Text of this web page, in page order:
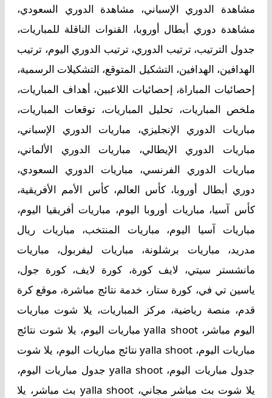
مشاهدة الدوري الإسباني، مشاهدة الدوري السعودي،
مشاهدة دوري أبطال أوروبا، القنوات الناقلة للمباريات،
جدول الترتيب، ترتيب الدوري، ترتيب الدوري اليوم، ترتيب
الهدافين، الهدافين، التشكيل المتوقع، التشكيلات الرسمية،
إحصائيات المباراة، إحصائيات اللاعبين، أهداف المباريات،
ملخص المباريات، تحليل المباريات، توقعات المباريات،
مباريات الدوري الإنجليزي، مباريات الدوري الإسباني،
مباريات الدوري الإيطالي، مباريات الدوري الألماني،
مباريات الدوري الفرنسي، مباريات الدوري السعودي،
دوري أبطال أوروبا، كأس العالم، كأس الأمم الأفريقية،
كأس آسيا، مباريات أوروبا اليوم، مباريات أفريقيا اليوم،
مباريات آسيا اليوم، مباريات المنتخب، مباريات ريال
مدريد، مباريات برشلونة، مباريات ليفربول، مباريات
مانشستر سيتي، لايف كورة، كورة لايف، كورة جول،
ياسين تي في، كورة ستار، خدمة نتائج مباشرة، موقع كرة
قدم، منصة رياضية، مركز المباريات، يلا شوت مباريات
اليوم مباشر، yalla shoot مباريات اليوم، يلا شوت نتائج
مباريات اليوم، yalla shoot نتائج مباريات اليوم، يلا شوت
جدول مباريات اليوم، yalla shoot جدول مباريات اليوم،
يلا شوت بث مباشر مجاني، yalla shoot بث مباشر، يلا